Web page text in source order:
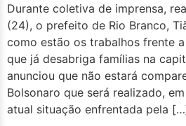
Durante coletiva de imprensa,
(24), o prefeito de Rio Branco,
como estão os trabalhos frente
que já desabriga famílias na
anunciou que não estará
Bolsonaro que será realizado,
atual situação enfrentada pela